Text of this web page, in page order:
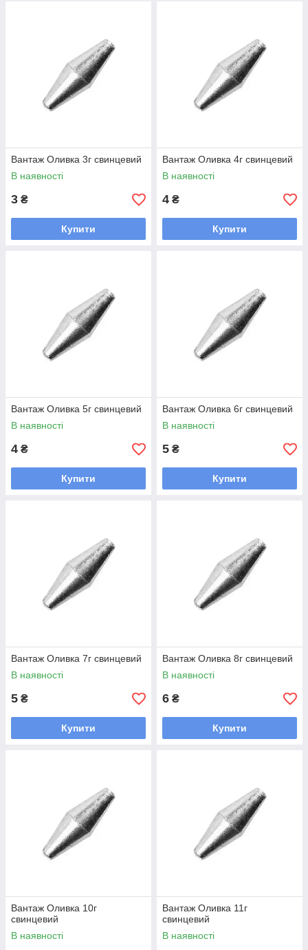
Вантаж Оливка 3г свинцевий
В наявності
3 ₴
Купити
Вантаж Оливка 4г свинцевий
В наявності
4 ₴
Купити
Вантаж Оливка 5г свинцевий
В наявності
4 ₴
Купити
Вантаж Оливка 6г свинцевий
В наявності
5 ₴
Купити
Вантаж Оливка 7г свинцевий
В наявності
5 ₴
Купити
Вантаж Оливка 8г свинцевий
В наявності
6 ₴
Купити
Вантаж Оливка 10г
свинцевий
В наявності
Вантаж Оливка 11г
свинцевий
В наявності